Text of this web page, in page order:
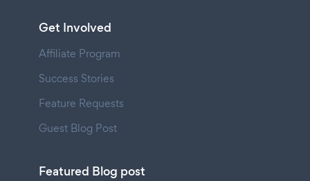
Get Involved
Affiliate Program
Success Stories
Feature Requests
Guest Blog Post
Featured Blog post